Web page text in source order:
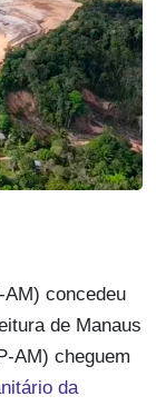
concedeu
de Manaus
AM) cheguem
da